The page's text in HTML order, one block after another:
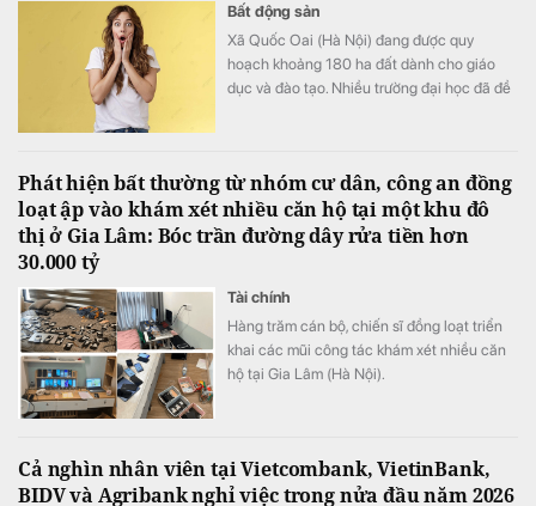
Bất động sản
Xã Quốc Oai (Hà Nội) đang được quy
hoạch khoảng 180 ha đất dành cho giáo
dục và đào tạo. Nhiều trường đại học đã đề
Phát hiện bất thường từ nhóm cư dân, công an đồng
loạt ập vào khám xét nhiều căn hộ tại một khu đô
thị ở Gia Lâm: Bóc trần đường dây rửa tiền hơn
30.000 tỷ
Tài chính
Hàng trăm cán bộ, chiến sĩ đồng loạt triển
khai các mũi công tác khám xét nhiều căn
hộ tại Gia Lâm (Hà Nội).
Cả nghìn nhân viên tại Vietcombank, VietinBank,
BIDV và Agribank nghỉ việc trong nửa đầu năm 2026